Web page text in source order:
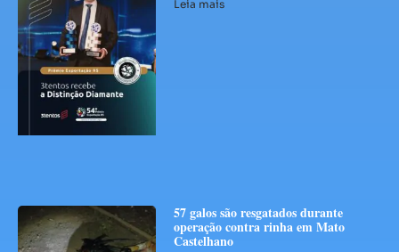
Leia mais
57 galos são resgatados durante
operação contra rinha em Mato
Castelhano